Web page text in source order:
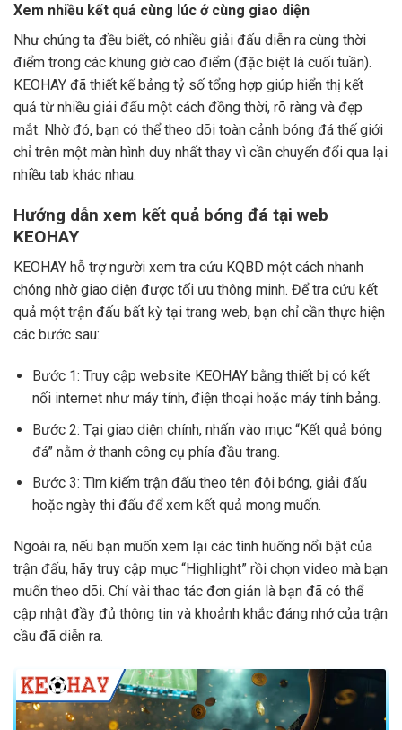
Xem nhiều kết quả cùng lúc ở cùng giao diện
Như chúng ta đều biết, có nhiều giải đấu diễn ra cùng thời
điểm trong các khung giờ cao điểm (đặc biệt là cuối tuần).
KEOHAY đã thiết kế bảng tỷ số tổng hợp giúp hiển thị kết
quả từ nhiều giải đấu một cách đồng thời, rõ ràng và đẹp
mắt. Nhờ đó, bạn có thể theo dõi toàn cảnh bóng đá thế giới
chỉ trên một màn hình duy nhất thay vì cần chuyển đổi qua lại
nhiều tab khác nhau.
Hướng dẫn xem kết quả bóng đá tại web
KEOHAY
KEOHAY hỗ trợ người xem tra cứu KQBD một cách nhanh
chóng nhờ giao diện được tối ưu thông minh. Để tra cứu kết
quả một trận đấu bất kỳ tại trang web, bạn chỉ cần thực hiện
các bước sau:
Bước 1: Truy cập website KEOHAY bằng thiết bị có kết
nối internet như máy tính, điện thoại hoặc máy tính bảng.
Bước 2: Tại giao diện chính, nhấn vào mục “Kết quả bóng
đá” nằm ở thanh công cụ phía đầu trang.
Bước 3: Tìm kiếm trận đấu theo tên đội bóng, giải đấu
hoặc ngày thi đấu để xem kết quả mong muốn.
Ngoài ra, nếu bạn muốn xem lại các tình huống nổi bật của
trận đấu, hãy truy cập mục “Highlight” rồi chọn video mà bạn
muốn theo dõi. Chỉ vài thao tác đơn giản là bạn đã có thể
cập nhật đầy đủ thông tin và khoảnh khắc đáng nhớ của trận
cầu đã diễn ra.